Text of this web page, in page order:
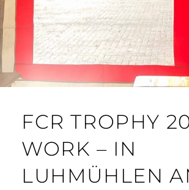
FCR TROPHY
WORK – IN
LUHMÜHLEN